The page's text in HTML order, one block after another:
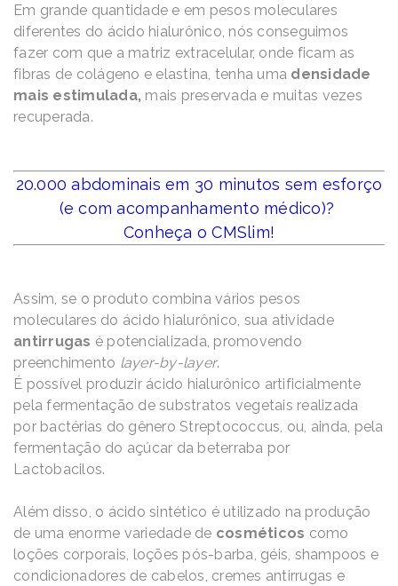
Em grande quantidade e em pesos moleculares
diferentes do ácido hialurônico, nós conseguimos
fazer com que a matriz extracelular, onde ficam as
fibras de colágeno e elastina, tenha uma densidade
mais estimulada, mais preservada e muitas vezes
recuperada.
20.000 abdominais em 30 minutos sem esforço
(e com acompanhamento médico)?
Conheça o CMSlim!
Assim, se o produto combina vários pesos
moleculares do ácido hialurônico, sua atividade
antirrugas é potencializada, promovendo
preenchimento layer-by-layer.
É possível produzir ácido hialurônico artificialmente
pela fermentação de substratos vegetais realizada
por bactérias do gênero Streptococcus, ou, ainda, pela
fermentação do açúcar da beterraba por
Lactobacilos.
Além disso, o ácido sintético é utilizado na produção
de uma enorme variedade de cosméticos como
loções corporais, loções pós-barba, géis, shampoos e
condicionadores de cabelos, cremes antirrugas e